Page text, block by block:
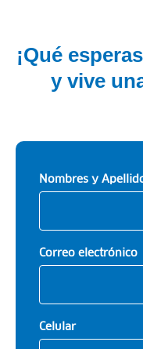
¡Qué
y vive
Nombres y
Correo electrónico
Celular